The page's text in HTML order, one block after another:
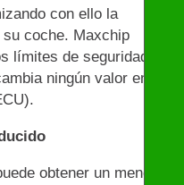
con ello la
coche. Maxchip
límites de seguridad
ningún valor en el
obtener un menor